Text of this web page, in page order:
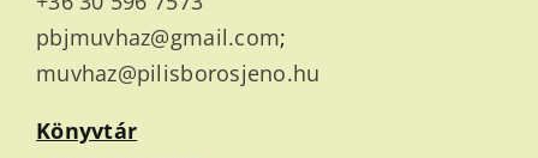
pbjmuvhaz@gmail.com;
muvhaz@pilisborosjeno.hu
Könyvtár